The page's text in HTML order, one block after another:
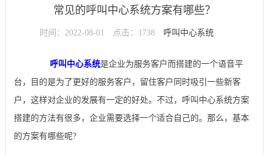
常见的呼叫中心系统方案有哪些？
时间：2022-08-01 点击：1738 呼叫中心系统
呼叫中心系统是企业为服务客户而搭建的一个语音平
台，目的是为了更好的服务客户，留住客户同时吸引一些新客
户，这样对企业的发展有一定的好处。不过，呼叫中心系统方案
搭建的方法有很多，企业需要选择一个适合自己的。那么，基本
的方案有哪些呢?